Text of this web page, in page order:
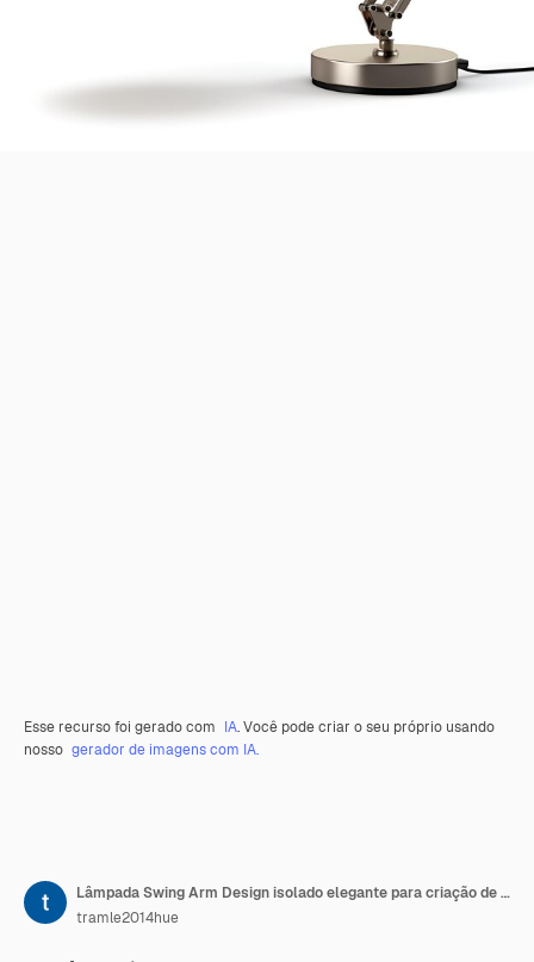
Esse recurso foi gerado com IA. Você pode criar o seu próprio usando
nosso gerador de imagens com IA.
Lâmpada Swing Arm Design isolado elegante para criação de conteúdo de podcast e decoração de sala
tramle2014hue